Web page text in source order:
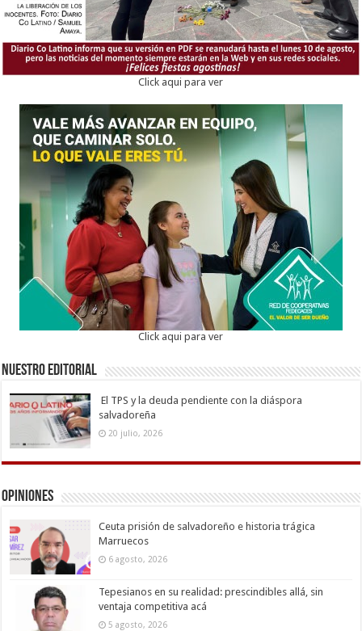
Click aqui para ver
Click aqui para ver
Nuestro Editorial
El TPS y la deuda pendiente con la diáspora
salvadoreña
20 julio, 2026
Opiniones
Ceuta prisión de salvadoreño e historia trágica
Marruecos
6 agosto, 2026
Tepesianos en su realidad: prescindibles allá, sin
ventaja competitiva acá
5 agosto, 2026